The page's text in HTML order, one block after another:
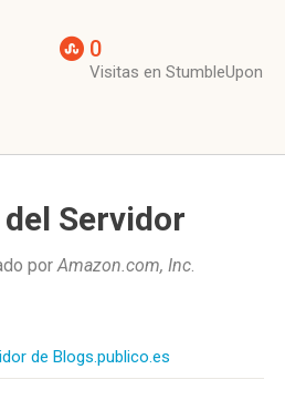
0
Visitas en StumbleUpon
Servidor
porAmazon.com, Inc.
de Blogs.publico.es